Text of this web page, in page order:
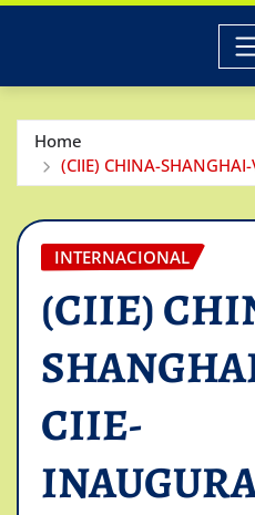
Home
(CIIE) CHINA-
INTERNACIONAL
(CIIE)
CIIE-